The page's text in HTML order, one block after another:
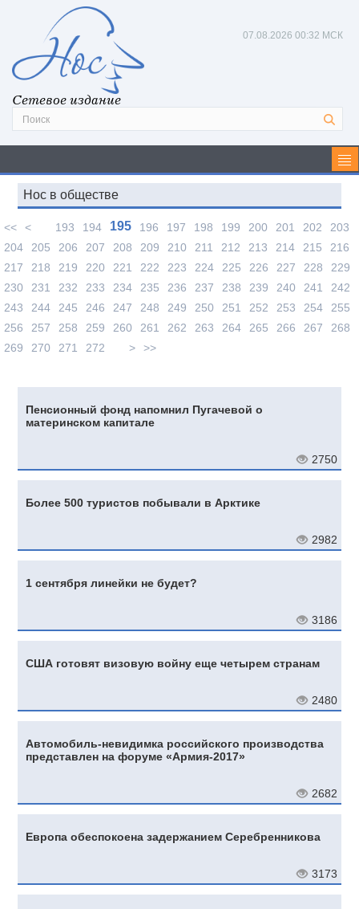
Сетевое издание
07.08.2026 00:32 МСК
Нос в обществе
<< < 193 194 195 196 197 198 199 200 201 202
203
204
205 206 207 208 209 210 211 212 213 214 215
216
217
218 219 220 221 222 223 224 225 226 227 228
229
230
231 232 233 234 235 236 237 238 239 240 241
242
243
244 245 246 247 248 249 250 251 252 253 254
255
256
257 258 259 260 261 262 263 264 265 266 267
268
269
270 271 272 > >>
Пенсионный фонд напомнил Пугачевой о
материнском капитале
2750
Более 500 туристов побывали в Арктике
2982
1 сентября линейки не будет?
3186
США готовят визовую войну еще четырем странам
2480
Автомобиль-невидимка российского производства
представлен на форуме «Армия-2017»
2682
Европа обеспокоена задержанием Серебренникова
3173